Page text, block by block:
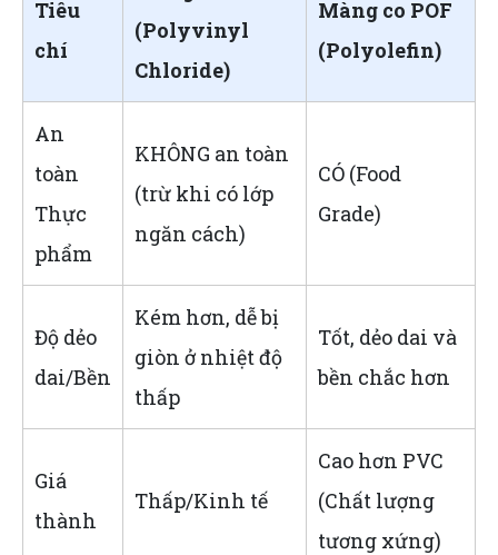
Tiêu
chí
(Polyvinyl
Chloride)
Màng co POF
(Polyolefin)
An
toàn
Thực
phẩm
KHÔNG an toàn
(trừ khi có lớp
ngăn cách)
CÓ (Food
Grade)
Độ dẻo
dai/Bền
Kém hơn, dễ bị
giòn ở nhiệt độ
thấp
Tốt, dẻo dai và
bền chắc hơn
Giá
thành
Thấp/Kinh tế
Cao hơn PVC
(Chất lượng
tương xứng)